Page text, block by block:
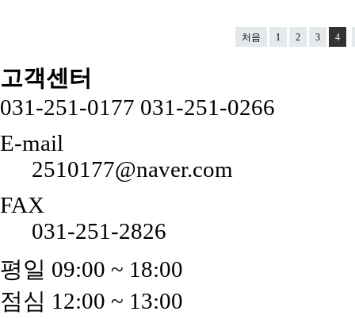
처음 1 2 3 4
고객센터
031-251-0177 031-251-0266
E-mail
2510177@naver.com
FAX
031-251-2826
평일 09:00 ~ 18:00
점심 12:00 ~ 13:00